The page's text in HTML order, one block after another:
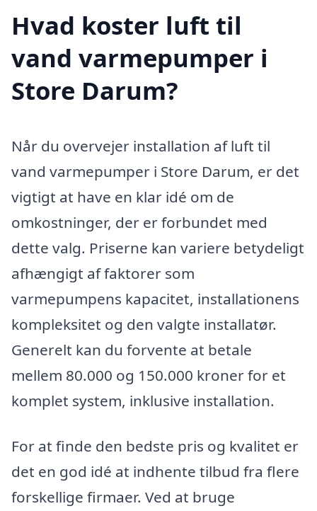
Hvad koster luft til
vand varmepumper i
Store Darum?
Når du overvejer installation af luft til
vand varmepumper i Store Darum, er det
vigtigt at have en klar idé om de
omkostninger, der er forbundet med
dette valg. Priserne kan variere betydeligt
afhængigt af faktorer som
varmepumpens kapacitet, installationens
kompleksitet og den valgte installatør.
Generelt kan du forvente at betale
mellem 80.000 og 150.000 kroner for et
komplet system, inklusive installation.
For at finde den bedste pris og kvalitet er
det en god idé at indhente tilbud fra flere
forskellige firmaer. Ved at bruge